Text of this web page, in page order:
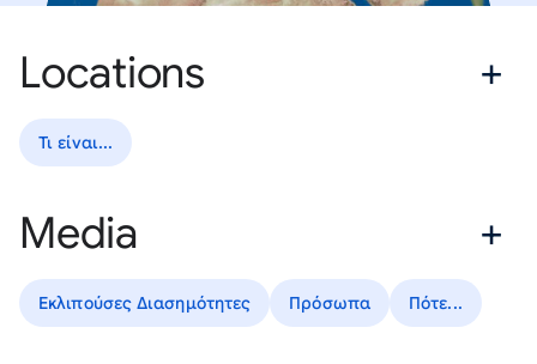
Locations
Τι είναι...
Media
Εκλιπούσες Διασημότητες Πρόσωπα Πότε...